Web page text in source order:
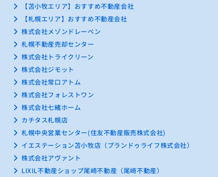
keyboard_arrow_right 【苫小牧エリア】おすすめ不動産会社
keyboard_arrow_right 【札幌エリア】おすすめ不動産会社
keyboard_arrow_right 株式会社メゾンドレーベン
keyboard_arrow_right 札幌不動産売却センター
keyboard_arrow_right 株式会社トライクリーン
keyboard_arrow_right 株式会社ジモット
keyboard_arrow_right 株式会社常口アトム
keyboard_arrow_right 株式会社フォレストワン
keyboard_arrow_right 株式会社七緒ホーム
keyboard_arrow_right カチタス札幌店
keyboard_arrow_right 札幌中央営業センター(住友不動産販売株式会社)
keyboard_arrow_right イエステーション苫小牧店（プランドゥライフ株式会社）
keyboard_arrow_right 株式会社アヴァント
keyboard_arrow_right LIXIL不動産ショップ尾崎不動産（尾崎不動産）